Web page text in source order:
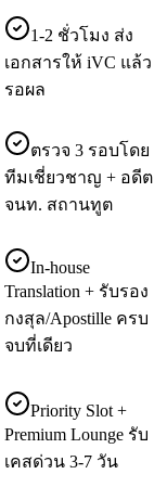
1-2 ชั่วโมง ส่ง
เอกสารให้ iVC แล้ว
รอผล
ตรวจ 3 รอบโดย
ทีมเชี่ยวชาญ + อดีต
จนท. สถานทูต
In-house
Translation + รับรอง
กงสุล/Apostille ครบ
จบที่เดียว
Priority Slot +
Premium Lounge รับ
เคสด่วน 3-7 วัน